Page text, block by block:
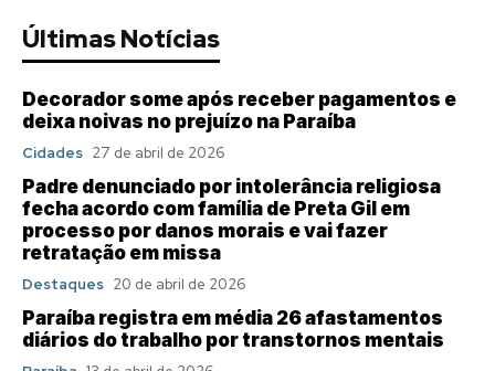
Últimas Notícias
Decorador some após receber pagamentos e
deixa noivas no prejuízo na Paraíba
Cidades 27 de abril de 2026
Padre denunciado por intolerância religiosa
fecha acordo com família de Preta Gil em
processo por danos morais e vai fazer
retratação em missa
Destaques 20 de abril de 2026
Paraíba registra em média 26 afastamentos
diários do trabalho por transtornos mentais